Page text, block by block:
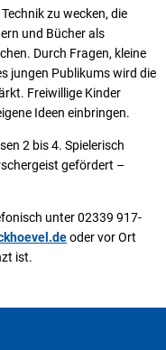
zu wecken, die
und Bücher als
Durch Fragen, kleine
jungen Publikums wird die
Freiwillige Kinder
Ideen einbringen.
2 bis 4. Spielerisch
gefördert –
unter 02339 917-
oder vor Ort
ist.